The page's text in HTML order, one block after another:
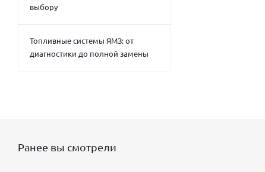
выбору
Топливные системы ЯМЗ: от
диагностики до полной замены
Ранее вы смотрели